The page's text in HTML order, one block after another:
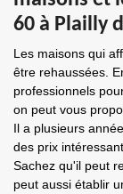
60 à Plailly
Les maisons qui
être rehaussées.
professionnels
on peut vous
Il a plusieurs
des prix
Sachez qu'il peut
peut aussi établir